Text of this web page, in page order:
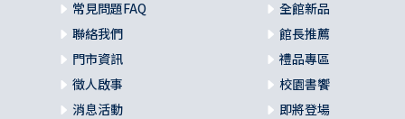
常見問題FAQ
聯絡我們
門市資訊
徵人啟事
消息活動
全館新品
館長推薦
禮品專區
校園書饗
即將登場